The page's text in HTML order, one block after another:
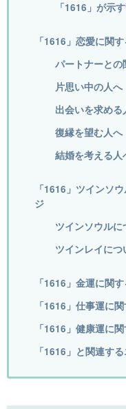
「1616」が示
「1616」恋愛に関
パートナーと
片思い中の人へ
出会いを求める
復縁を望む人へ
結婚を考える人
「1616」ツインソ
ジ
ツインソウルに
ツインレイにつ
「1616」金運に関
「1616」仕事運に
「1616」健康運に
「1616」と関連す